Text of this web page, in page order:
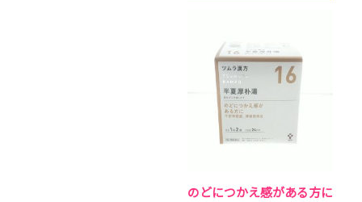
のどにつかえ感がある方に